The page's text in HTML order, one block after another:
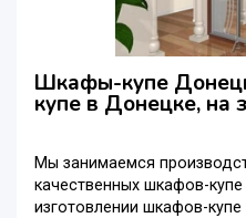
Шкафы-купе
купе в Донецке, на
Мы занимаемся
качественных шкафов-
изготовлении шкафов-